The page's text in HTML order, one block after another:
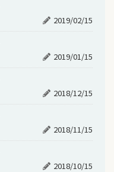
2019/02/15
2019/01/15
2018/12/15
2018/11/15
2018/10/15